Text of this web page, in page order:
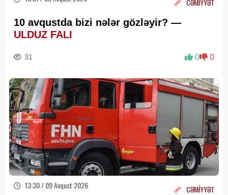
10 avqustda bizi nələr gözləyir? —
ULDUZ FALI
31 0 0
13:30 / 09 Avqust 2026 CƏMİYYƏT